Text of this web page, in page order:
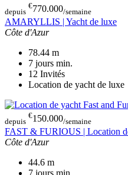
depuis
€770.000/semaine
AMARYLLIS | Yacht de luxe
Côte d'Azur
78.44 m
7 jours min.
12 Invités
Location de yacht de luxe
depuis
€150.000/semaine
FAST & FURIOUS | Location
Côte d'Azur
44.6 m
7 jours min.